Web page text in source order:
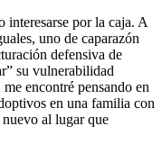
interesarse por la caja. A
uno de caparazón
defensiva de
su vulnerabilidad
encontré pensando en
en una familia con
al lugar que